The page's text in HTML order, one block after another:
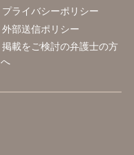
プライバシーポリシー
外部送信ポリシー
掲載をご検討の弁護士の方
へ